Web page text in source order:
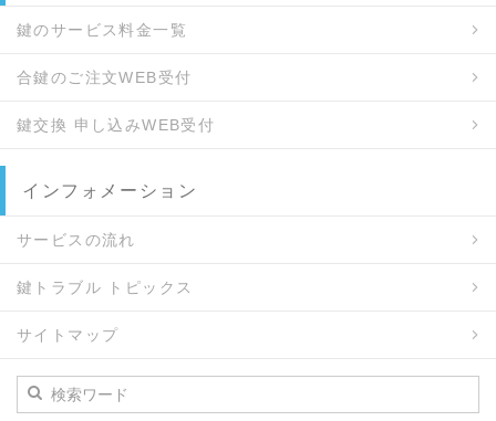
鍵のサービス料金一覧
合鍵のご注文WEB受付
鍵交換 申し込みWEB受付
インフォメーション
サービスの流れ
鍵トラブル トピックス
サイトマップ